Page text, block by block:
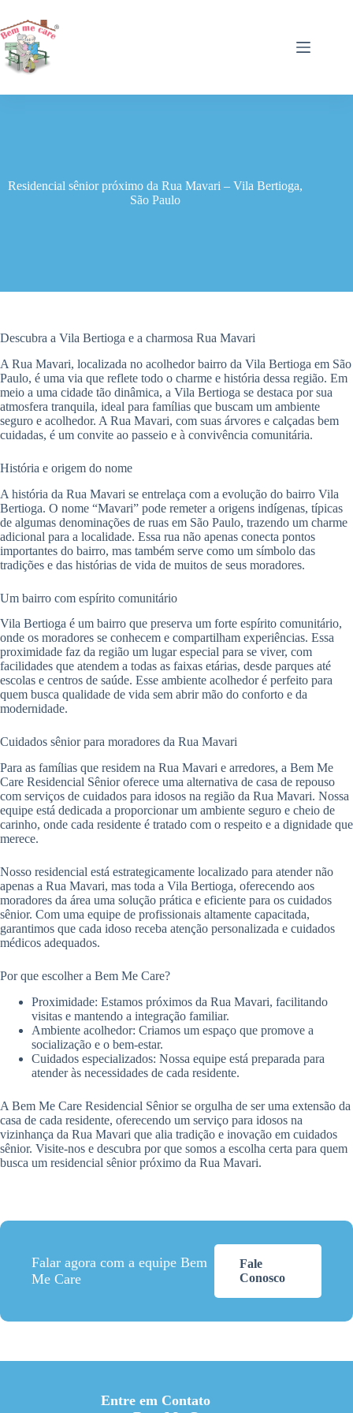
para
o
conteúdo
Residencial sênior próximo da Rua Mavari – Vila Bertioga,
São Paulo
Descubra a Vila Bertioga e a charmosa Rua Mavari
A Rua Mavari, localizada no acolhedor bairro da Vila Bertioga em São
Paulo, é uma via que reflete todo o charme e história dessa região. Em
meio a uma cidade tão dinâmica, a Vila Bertioga se destaca por sua
atmosfera tranquila, ideal para famílias que buscam um ambiente
seguro e acolhedor. A Rua Mavari, com suas árvores e calçadas bem
cuidadas, é um convite ao passeio e à convivência comunitária.
História e origem do nome
A história da Rua Mavari se entrelaça com a evolução do bairro Vila
Bertioga. O nome “Mavari” pode remeter a origens indígenas, típicas
de algumas denominações de ruas em São Paulo, trazendo um charme
adicional para a localidade. Essa rua não apenas conecta pontos
importantes do bairro, mas também serve como um símbolo das
tradições e das histórias de vida de muitos de seus moradores.
Um bairro com espírito comunitário
Vila Bertioga é um bairro que preserva um forte espírito comunitário,
onde os moradores se conhecem e compartilham experiências. Essa
proximidade faz da região um lugar especial para se viver, com
facilidades que atendem a todas as faixas etárias, desde parques até
escolas e centros de saúde. Esse ambiente acolhedor é perfeito para
quem busca qualidade de vida sem abrir mão do conforto e da
modernidade.
Cuidados sênior para moradores da Rua Mavari
Para as famílias que residem na Rua Mavari e arredores, a Bem Me
Care Residencial Sênior oferece uma alternativa de casa de repouso
com serviços de cuidados para idosos na região da Rua Mavari. Nossa
equipe está dedicada a proporcionar um ambiente seguro e cheio de
carinho, onde cada residente é tratado com o respeito e a dignidade que
merece.
Nosso residencial está estrategicamente localizado para atender não
apenas a Rua Mavari, mas toda a Vila Bertioga, oferecendo aos
moradores da área uma solução prática e eficiente para os cuidados
sênior. Com uma equipe de profissionais altamente capacitada,
garantimos que cada idoso receba atenção personalizada e cuidados
médicos adequados.
Por que escolher a Bem Me Care?
Proximidade: Estamos próximos da Rua Mavari, facilitando
visitas e mantendo a integração familiar.
Ambiente acolhedor: Criamos um espaço que promove a
socialização e o bem-estar.
Cuidados especializados: Nossa equipe está preparada para
atender às necessidades de cada residente.
A Bem Me Care Residencial Sênior se orgulha de ser uma extensão da
casa de cada residente, oferecendo um serviço para idosos na
vizinhança da Rua Mavari que alia tradição e inovação em cuidados
sênior. Visite-nos e descubra por que somos a escolha certa para quem
busca um residencial sênior próximo da Rua Mavari.
Falar agora com a equipe Bem
Me Care
Fale
Conosco
Entre em Contato